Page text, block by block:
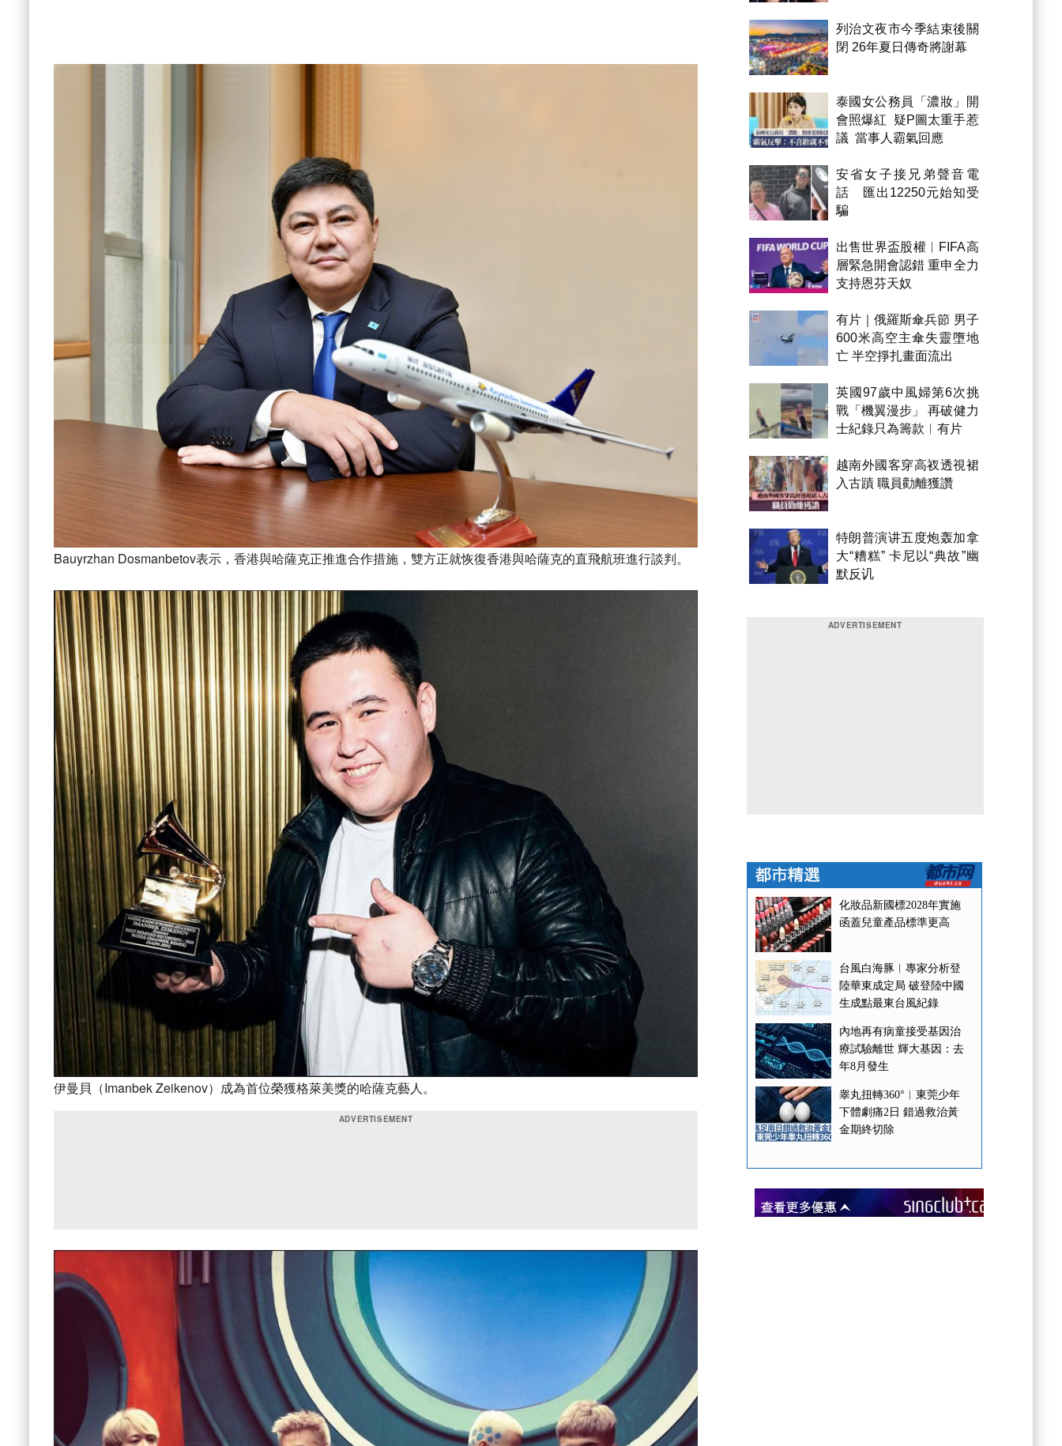
Bauyrzhan Dosmanbetov表示，香港與哈薩克正推進合作措施，雙方正就恢復香港與哈薩克的直飛航班進行談判。
伊曼貝（Imanbek Zeikenov）成為首位榮獲格萊美獎的哈薩克藝人。
列治文夜市今季結束後關
閉 26年夏日傳奇將謝幕
泰國女公務員「濃妝」開
會照爆紅 疑P圖太重手惹
議 當事人霸氣回應
安省女子接兄弟聲音電
話 匯出12250元始知受
騙
出售世界盃股權︱FIFA高
層緊急開會認錯 重申全力
支持恩芬天奴
有片｜俄羅斯傘兵節 男子
600米高空主傘失靈墮地
亡 半空掙扎畫面流出
英國97歲中風婦第6次挑
戰「機翼漫步」 再破健力
士紀錄只為籌款︱有片
越南外國客穿高衩透視裙
入古蹟 職員勸離獲讚
特朗普演讲五度炮轰加拿
大“糟糕” 卡尼以“典故”幽
默反讥